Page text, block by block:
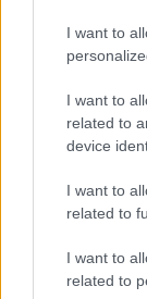
I want to
I want to
related to
device
I want to
related to
I want to
related to
éhgyomorral
a többi
Itt